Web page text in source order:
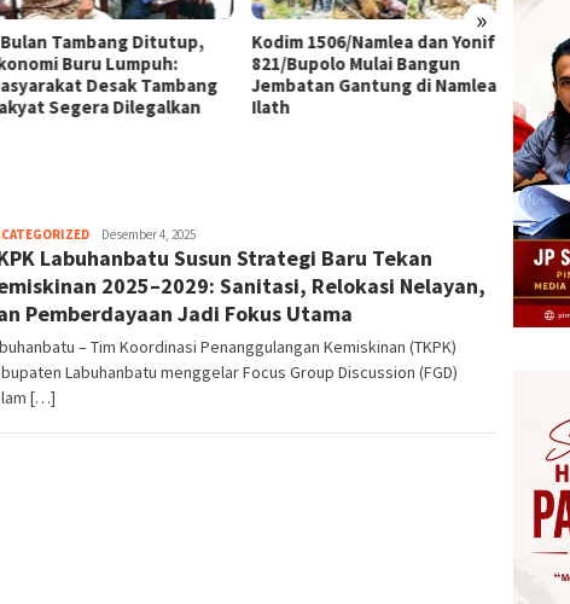
»
Tambang Ditutup,
Buru Lumpuh:
Desak Tambang
Segera Dilegalkan
Kodim 1506/Namlea dan Yonif
821/Bupolo Mulai Bangun
Jembatan Gantung di Namlea
Ilath
AA,
Herman.
Damanik
Desember 4, 2025
Labuhanbatu Susun Strategi Baru Tekan
2025–2029: Sanitasi, Relokasi Nelayan,
Pemberdayaan Jadi Fokus Utama
– Tim Koordinasi Penanggulangan Kemiskinan (TKPK)
Labuhanbatu menggelar Focus Group Discussion (FGD)
[…]